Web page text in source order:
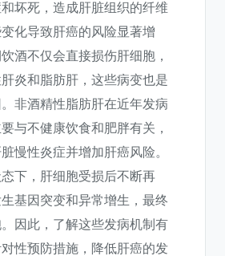
坏死，造成肝脏组织的纤维
化导致肝癌的风险显著增
酒不仅会直接损伤肝细胞，
炎和脂肪肝，这些病变也是
非酒精性脂肪肝在近年发病
与不健康饮食和肥胖有关，
慢性炎症并增加肝癌风险。
下，肝细胞受损后不断再
基因突变和异常增生，最终
因此，了解这些发病机制有
性预防措施，降低肝癌的发